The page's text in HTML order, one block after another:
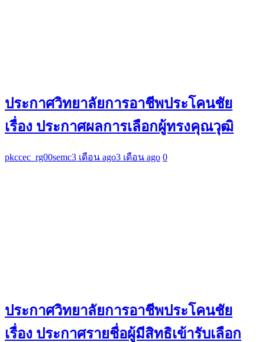
ประกาศวิทยาลัยการอาชีพประโคนชัย
เรื่อง ประกาศผลการเลือกผู้ทรงคุณวุฒิ
pkccec_rg00semc3 เดือน ago3 เดือน ago 0
ประกาศวิทยาลัยการอาชีพประโคนชัย
เรื่อง ประกาศรายชื่อผู้มีสิทธิเข้ารับเลือก